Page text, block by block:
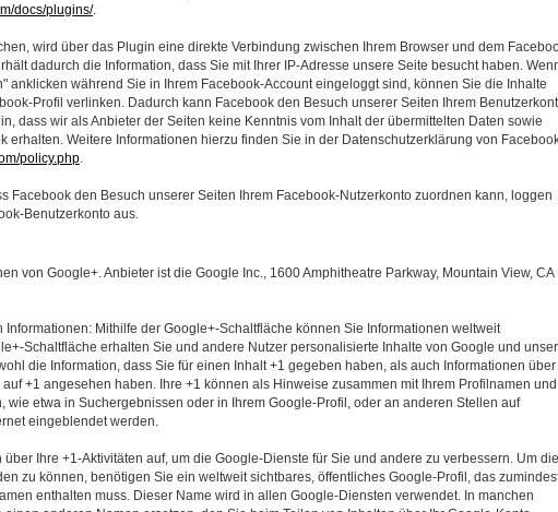
docs/plugins/.
wird über das Plugin eine direkte Verbindung zwischen Ihrem Browser und dem
dadurch die Information, dass Sie mit Ihrer IP-Adresse unsere Seite besucht haben.
anklicken während Sie in Ihrem Facebook-Account eingeloggt sind, können Sie die Inhalte
Profil verlinken. Dadurch kann Facebook den Besuch unserer Seiten Ihrem
dass wir als Anbieter der Seiten keine Kenntnis vom Inhalt der übermittelten Daten sowie
erhalten. Weitere Informationen hierzu finden Sie in der Datenschutzerklärung von
policy.php.
Facebook den Besuch unserer Seiten Ihrem Facebook-Nutzerkonto zuordnen kann, loggen
Benutzerkonto aus.
von Google+. Anbieter ist die Google Inc., 1600 Amphitheatre Parkway, Mountain View, CA
Informationen: Mithilfe der Google+-Schaltfläche können Sie Informationen weltweit
Schaltfläche erhalten Sie und andere Nutzer personalisierte Inhalte von Google und
die Information, dass Sie für einen Inhalt +1 gegeben haben, als auch Informationen über
+1 angesehen haben. Ihre +1 können als Hinweise zusammen mit Ihrem Profilnamen und
wie etwa in Suchergebnissen oder in Ihrem Google-Profil, oder an anderen Stellen auf
eingeblendet werden.
Ihre +1-Aktivitäten auf, um die Google-Dienste für Sie und andere zu verbessern. Um die
zu können, benötigen Sie ein weltweit sichtbares, öffentliches Google-Profil, das
enthalten muss. Dieser Name wird in allen Google-Diensten verwendet. In manchen